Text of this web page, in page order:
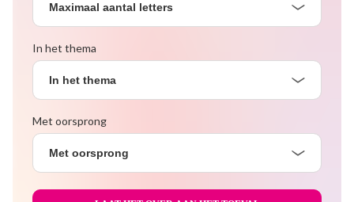
Maximaal aantal letters
In het thema
In het thema
Met oorsprong
Met oorsprong